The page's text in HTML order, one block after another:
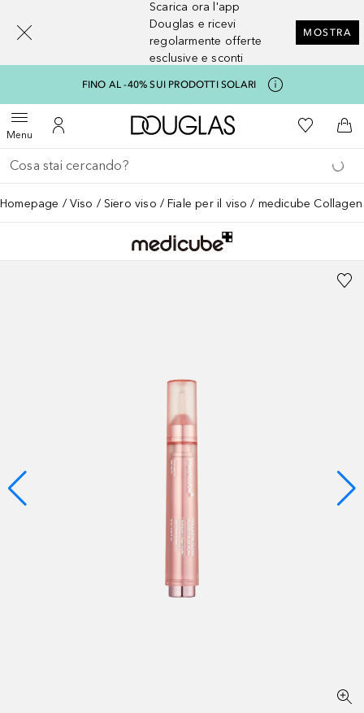
Scarica ora l'app
Douglas e ricevi
regolarmente offerte
esclusive e sconti
MOSTRA
FINO AL -40% SUI PRODOTTI SOLARI
MenuApri menuAl Mio Account
A Douglas HomeAlla Mia
Al
Torna indietro
Esegui ricerca
Homepage Viso Siero viso Fiale per il viso medicube
[navigation.slideout.screenreader]